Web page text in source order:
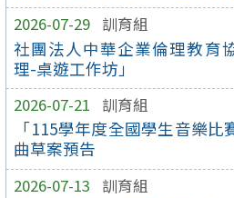
2026-07-29 訓育組
社團法人中華企業倫理教育
理-桌遊工作坊」
2026-07-21 訓育組
「115學年度全國學生音樂
曲草案預告
2026-07-13 訓育組